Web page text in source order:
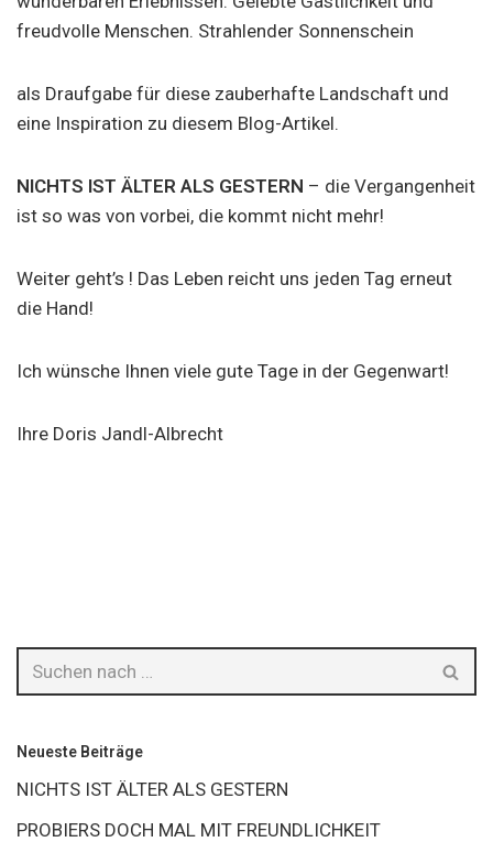
freudvolle Menschen. Strahlender Sonnenschein
als Draufgabe für diese zauberhafte Landschaft und
eine Inspiration zu diesem Blog-Artikel.
NICHTS IST ÄLTER ALS GESTERN – die Vergangenheit
ist so was von vorbei, die kommt nicht mehr!
Weiter geht’s ! Das Leben reicht uns jeden Tag erneut
die Hand!
Ich wünsche Ihnen viele gute Tage in der Gegenwart!
Ihre Doris Jandl-Albrecht
Neueste Beiträge
NICHTS IST ÄLTER ALS GESTERN
PROBIERS DOCH MAL MIT FREUNDLICHKEIT